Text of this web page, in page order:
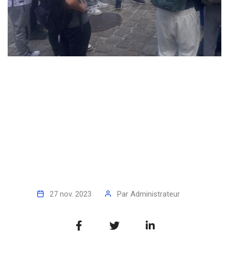
27 nov. 2023 Par Administrateur